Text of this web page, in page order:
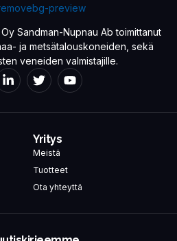
Sandman-Nupnau Ab toimittanut
ja metsätalouskoneiden, sekä
veneiden valmistajille.
Yritys
Meistä
Tuotteet
Ota yhteyttä